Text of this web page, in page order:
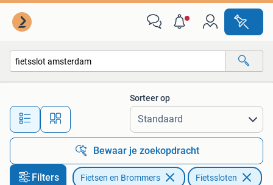
Alle afstanden…
Sorteer op
Bewaar je zoekopdracht
Filters Fietsen en Brommers Fietssloten